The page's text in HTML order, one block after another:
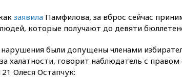
заявила Памфилова, за вброс сейчас
людей, которые получают до девяти
были допущены членами
халатности, говорит наблюдатель с
Олеся Остапчук: